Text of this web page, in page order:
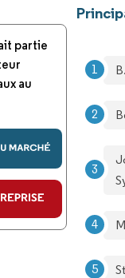
partie
au